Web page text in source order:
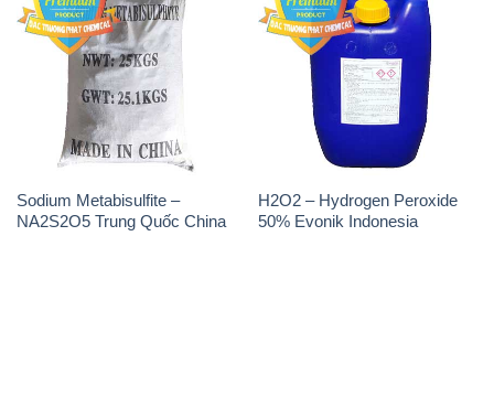
Sodium Metabisulfite –
NA2S2O5 Trung Quốc China
H2O2 – Hydrogen Peroxide
50% Evonik Indonesia